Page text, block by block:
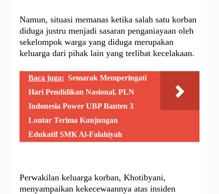
Namun, situasi memanas ketika salah satu korban
diduga justru menjadi sasaran penganiayaan oleh
sekelompok warga yang diduga merupakan
keluarga dari pihak lain yang terlibat kecelakaan.
Baca juga: Semarak Memperingati
Hari Pendidikan Nasional, PLN
Indonesia Power UBP Banten 3
Lontar Terima Kunjungan
Edukatif SMK Al-Falahiyah
Perwakilan keluarga korban, Khotibyani,
menyampaikan kekecewaannya atas insiden